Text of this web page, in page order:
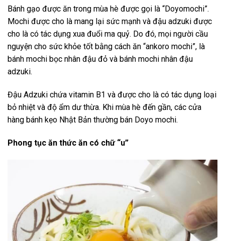
Bánh gạo được ăn trong mùa hè được gọi là “Doyomochi”.
Mochi được cho là mang lại sức mạnh và đậu adzuki được
cho là có tác dụng xua đuổi ma quỷ. Do đó, mọi người cầu
nguyện cho sức khỏe tốt bằng cách ăn “ankoro mochi”, là
bánh mochi bọc nhân đậu đỏ và bánh mochi nhân đậu
adzuki.
Đậu Adzuki chứa vitamin B1 và ​​được cho là có tác dụng loại
bỏ nhiệt và độ ẩm dư thừa. Khi mùa hè đến gần, các cửa
hàng bánh kẹo Nhật Bản thường bán Doyo mochi.
Phong tục ăn thức ăn có chữ “u”